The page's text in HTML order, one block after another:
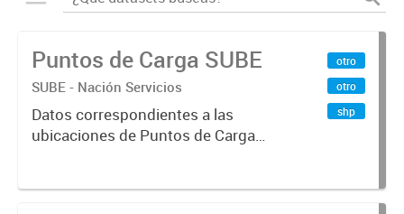
Puntos de Carga SUBE
SUBE - Nación Servicios
Datos correspondientes a las
ubicaciones de Puntos de Carga
otro
otro
shp